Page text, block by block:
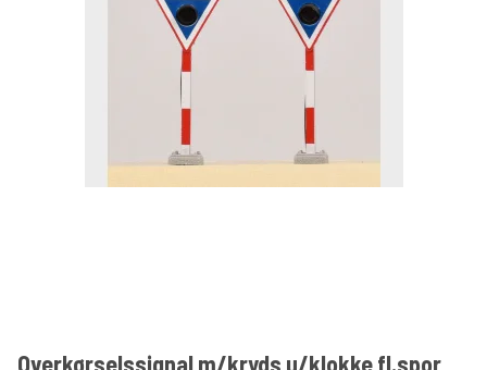
Overkørselssignal m/kryds u/klokke fl.spor